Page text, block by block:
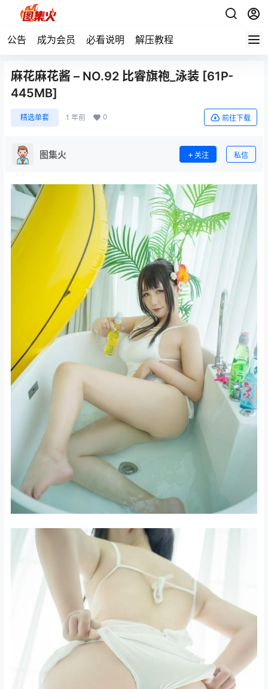
公告 成为会员 必看说明 解压教程
麻花麻花酱 – NO.92 比睿旗袍_泳装 [61P-
445MB]
精选单套 1 年前 0 前往下载
图集火 关注 私信